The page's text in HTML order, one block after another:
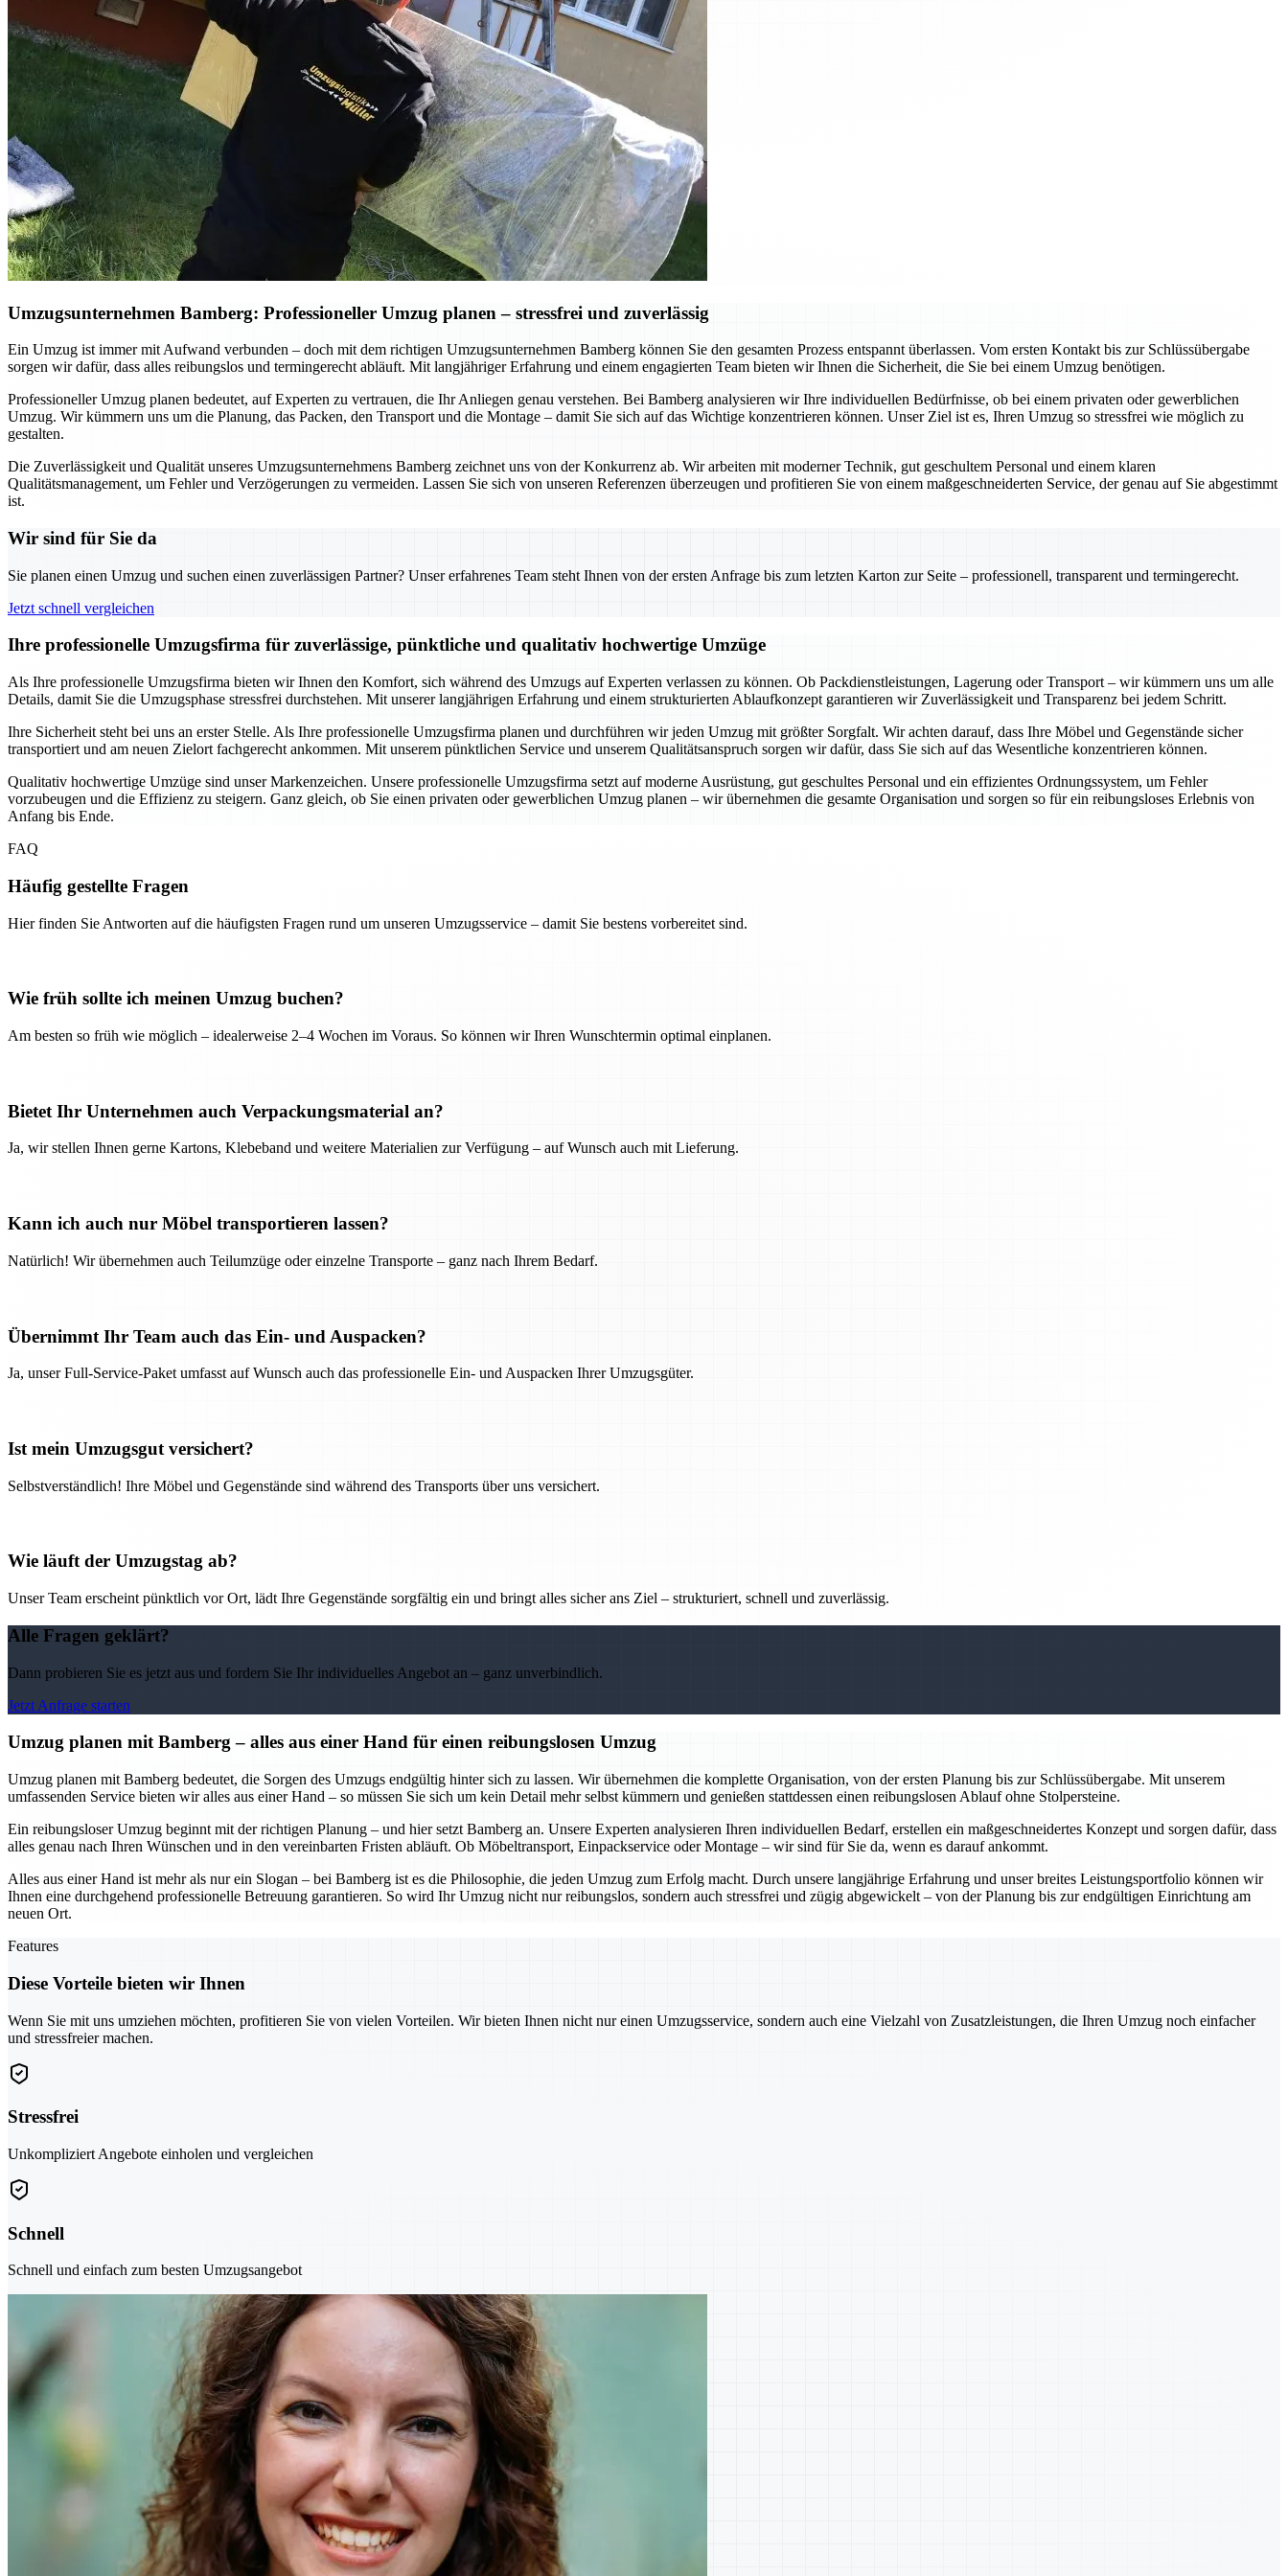
Umzugsunternehmen Bamberg: Professioneller Umzug planen – stressfrei und zuverlässig
Ein Umzug ist immer mit Aufwand verbunden – doch mit dem richtigen Umzugsunternehmen Bamberg können Sie den gesamten Prozess entspannt überlassen. Vom ersten Kontakt bis zur Schlüssübergabe
sorgen wir dafür, dass alles reibungslos und termingerecht abläuft. Mit langjähriger Erfahrung und einem engagierten Team bieten wir Ihnen die Sicherheit, die Sie bei einem Umzug benötigen.
Professioneller Umzug planen bedeutet, auf Experten zu vertrauen, die Ihr Anliegen genau verstehen. Bei Bamberg analysieren wir Ihre individuellen Bedürfnisse, ob bei einem privaten oder gewerblichen
Umzug. Wir kümmern uns um die Planung, das Packen, den Transport und die Montage – damit Sie sich auf das Wichtige konzentrieren können. Unser Ziel ist es, Ihren Umzug so stressfrei wie möglich zu
gestalten.
Die Zuverlässigkeit und Qualität unseres Umzugsunternehmens Bamberg zeichnet uns von der Konkurrenz ab. Wir arbeiten mit moderner Technik, gut geschultem Personal und einem klaren
Qualitätsmanagement, um Fehler und Verzögerungen zu vermeiden. Lassen Sie sich von unseren Referenzen überzeugen und profitieren Sie von einem maßgeschneiderten Service, der genau auf Sie abgestimmt
ist.
Wir sind für Sie da
Sie planen einen Umzug und suchen einen zuverlässigen Partner? Unser erfahrenes Team steht Ihnen von der ersten Anfrage bis zum letzten Karton zur Seite – professionell, transparent und termingerecht.
Jetzt schnell vergleichen
Ihre professionelle Umzugsfirma für zuverlässige, pünktliche und qualitativ hochwertige Umzüge
Als Ihre professionelle Umzugsfirma bieten wir Ihnen den Komfort, sich während des Umzugs auf Experten verlassen zu können. Ob Packdienstleistungen, Lagerung oder Transport – wir kümmern uns um alle
Details, damit Sie die Umzugsphase stressfrei durchstehen. Mit unserer langjährigen Erfahrung und einem strukturierten Ablaufkonzept garantieren wir Zuverlässigkeit und Transparenz bei jedem Schritt.
Ihre Sicherheit steht bei uns an erster Stelle. Als Ihre professionelle Umzugsfirma planen und durchführen wir jeden Umzug mit größter Sorgfalt. Wir achten darauf, dass Ihre Möbel und Gegenstände sicher
transportiert und am neuen Zielort fachgerecht ankommen. Mit unserem pünktlichen Service und unserem Qualitätsanspruch sorgen wir dafür, dass Sie sich auf das Wesentliche konzentrieren können.
Qualitativ hochwertige Umzüge sind unser Markenzeichen. Unsere professionelle Umzugsfirma setzt auf moderne Ausrüstung, gut geschultes Personal und ein effizientes Ordnungssystem, um Fehler
vorzubeugen und die Effizienz zu steigern. Ganz gleich, ob Sie einen privaten oder gewerblichen Umzug planen – wir übernehmen die gesamte Organisation und sorgen so für ein reibungsloses Erlebnis von
Anfang bis Ende.
FAQ
Häufig gestellte Fragen
Hier finden Sie Antworten auf die häufigsten Fragen rund um unseren Umzugsservice – damit Sie bestens vorbereitet sind.
Wie früh sollte ich meinen Umzug buchen?
Am besten so früh wie möglich – idealerweise 2–4 Wochen im Voraus. So können wir Ihren Wunschtermin optimal einplanen.
Bietet Ihr Unternehmen auch Verpackungsmaterial an?
Ja, wir stellen Ihnen gerne Kartons, Klebeband und weitere Materialien zur Verfügung – auf Wunsch auch mit Lieferung.
Kann ich auch nur Möbel transportieren lassen?
Natürlich! Wir übernehmen auch Teilumzüge oder einzelne Transporte – ganz nach Ihrem Bedarf.
Übernimmt Ihr Team auch das Ein- und Auspacken?
Ja, unser Full-Service-Paket umfasst auf Wunsch auch das professionelle Ein- und Auspacken Ihrer Umzugsgüter.
Ist mein Umzugsgut versichert?
Selbstverständlich! Ihre Möbel und Gegenstände sind während des Transports über uns versichert.
Wie läuft der Umzugstag ab?
Unser Team erscheint pünktlich vor Ort, lädt Ihre Gegenstände sorgfältig ein und bringt alles sicher ans Ziel – strukturiert, schnell und zuverlässig.
Alle Fragen geklärt?
Dann probieren Sie es jetzt aus und fordern Sie Ihr individuelles Angebot an – ganz unverbindlich.
Jetzt Anfrage starten
Umzug planen mit Bamberg – alles aus einer Hand für einen reibungslosen Umzug
Umzug planen mit Bamberg bedeutet, die Sorgen des Umzugs endgültig hinter sich zu lassen. Wir übernehmen die komplette Organisation, von der ersten Planung bis zur Schlüssübergabe. Mit unserem
umfassenden Service bieten wir alles aus einer Hand – so müssen Sie sich um kein Detail mehr selbst kümmern und genießen stattdessen einen reibungslosen Ablauf ohne Stolpersteine.
Ein reibungsloser Umzug beginnt mit der richtigen Planung – und hier setzt Bamberg an. Unsere Experten analysieren Ihren individuellen Bedarf, erstellen ein maßgeschneidertes Konzept und sorgen dafür, dass
alles genau nach Ihren Wünschen und in den vereinbarten Fristen abläuft. Ob Möbeltransport, Einpackservice oder Montage – wir sind für Sie da, wenn es darauf ankommt.
Alles aus einer Hand ist mehr als nur ein Slogan – bei Bamberg ist es die Philosophie, die jeden Umzug zum Erfolg macht. Durch unsere langjährige Erfahrung und unser breites Leistungsportfolio können wir
Ihnen eine durchgehend professionelle Betreuung garantieren. So wird Ihr Umzug nicht nur reibungslos, sondern auch stressfrei und zügig abgewickelt – von der Planung bis zur endgültigen Einrichtung am
neuen Ort.
Features
Diese Vorteile bieten wir Ihnen
Wenn Sie mit uns umziehen möchten, profitieren Sie von vielen Vorteilen. Wir bieten Ihnen nicht nur einen Umzugsservice, sondern auch eine Vielzahl von Zusatzleistungen, die Ihren Umzug noch einfacher
und stressfreier machen.
Stressfrei
Unkompliziert Angebote einholen und vergleichen
Schnell
Schnell und einfach zum besten Umzugsangebot